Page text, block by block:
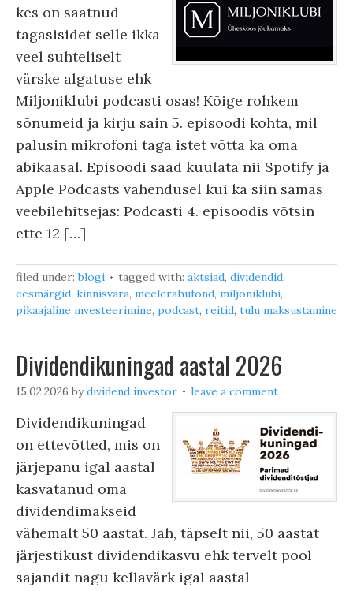
kes on saatnud
tagasisidet selle ikka
veel suhteliselt
värske algatuse ehk
Miljoniklubi podcasti osas! Kõige rohkem
sõnumeid ja kirju sain 5. episoodi kohta, mil
palusin mikrofoni taga istet võtta ka oma
abikaasal. Episoodi saad kuulata nii Spotify ja
Apple Podcasts vahendusel kui ka siin samas
veebilehitsejas: Podcasti 4. episoodis võtsin
ette 12 […]
filed under:blogi tagged with: aktsiad, dividendid,
eesmärgid, kinnisvara, meelerahufond, miljoniklubi,
pikaajaline investeerimine, podcast, reitid, tulu maksustamine
Dividendikuningad aastal 2026
15.02.2026 bydividend investor leave a comment
Dividendikuningad
on ettevõtted, mis on
järjepanu igal aastal
kasvatanud oma
dividendimakseid
vähemalt 50 aastat. Jah, täpselt nii, 50 aastat
järjestikust dividendikasvu ehk tervelt pool
sajandit nagu kellavärk igal aastal